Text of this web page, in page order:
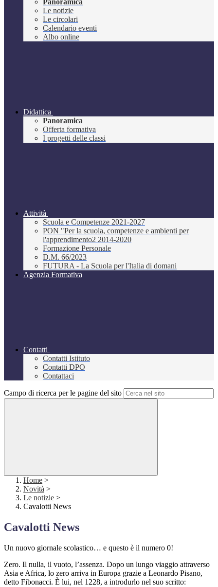
Panoramica
Le notizie
Le circolari
Calendario eventi
Albo online
Didattica
Panoramica
Offerta formativa
I progetti delle classi
Attività
Scuola e Competenze 2021-2027
PON "Per la scuola, competenze e ambienti per
l'apprendimento2 2014-2020
Formazione Personale
D.M. 66/2023
FUTURA - La Scuola per l'Italia di domani
Agenzia Formativa
Contatti
Contatti Istituto
Contatti DPO
Contattaci
Campo di ricerca per le pagine del sito
Home >
Novità >
Le notizie >
Cavalotti News
Cavalotti News
Un nuovo giornale scolastico… e questo è il numero 0!
Zero. Il nulla, il vuoto, l’assenza. Dopo un lungo viaggio attraverso
Asia e Africa, lo zero arriva in Europa grazie a Leonardo Pisano,
detto Fibonacci. È lui, nel 1228, a introdurlo nel suo scritto: